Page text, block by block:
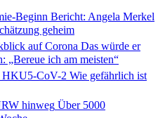
Beginn Bericht: Angela Merkel
geheim
auf Corona Das würde er
„Bereue ich am meisten“
HKU5-CoV-2 Wie gefährlich ist
hinweg Über 5000